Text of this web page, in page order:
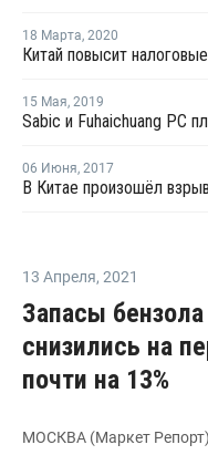
18 Марта, 2020
Китай повысит
15 Мая, 2019
06 Июня, 2017
В Китае произошёл
13 Апреля, 2021
Запасы
снизились на
почти на 13%
МОСКВА (Маркет